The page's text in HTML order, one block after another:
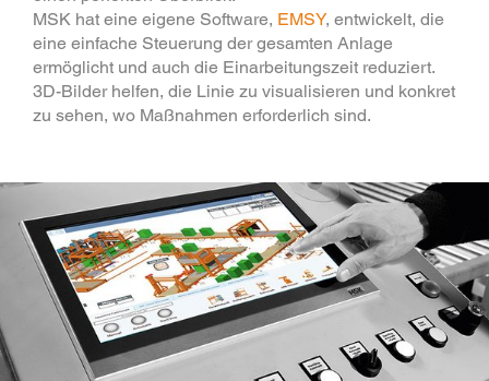
MSK hat eine eigene Software, EMSY, entwickelt, die
eine einfache Steuerung der gesamten Anlage
ermöglicht und auch die Einarbeitungszeit reduziert.
3D-Bilder helfen, die Linie zu visualisieren und konkret
zu sehen, wo Maßnahmen erforderlich sind.